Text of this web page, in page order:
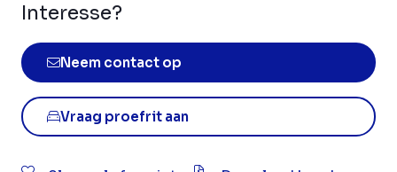
Interesse?
Neem contact op
Vraag proefrit aan